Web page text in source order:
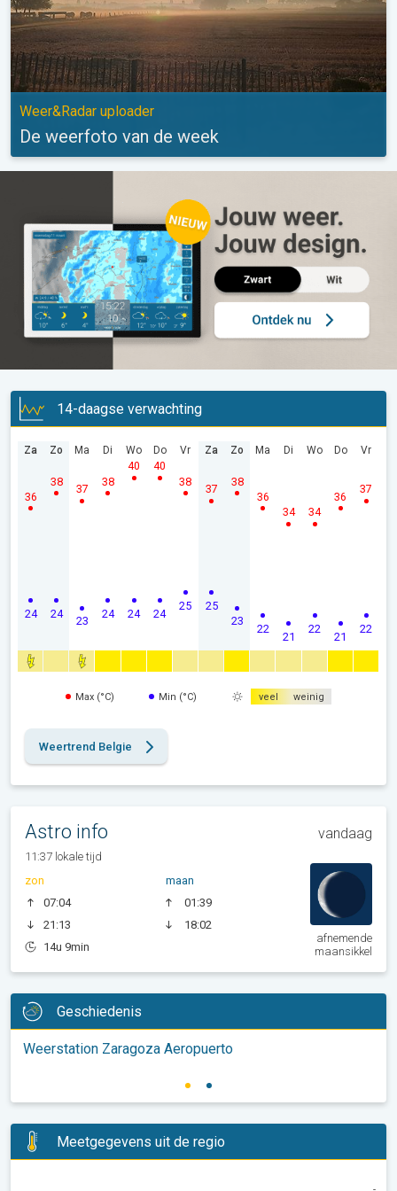
Weer&Radar uploader
De weerfoto van de week
14-daagse verwachting
Za
24
36
Zo
24
38
Ma
23
37
Di
24
38
Wo
24
40
Do
24
40
Vr
25
38
Za
25
37
Zo
23
38
Ma
22
36
Di
21
34
Wo
22
34
Do
21
36
Vr
22
37
Max (°C) Min (°C) veel weinig
Weertrend Belgie
Astro info vandaag
11:37 lokale tijd
zon
07:04
21:13
14u 9min
maan
01:39
18:02
afnemende
maansikkel
Geschiedenis
Weerstation Zaragoza Aeropuerto
Meetgegevens uit de regio